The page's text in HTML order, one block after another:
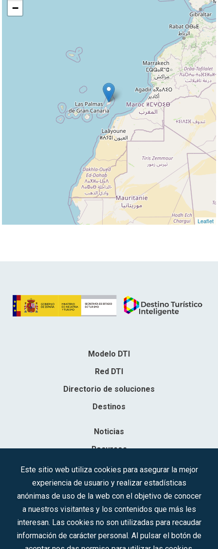
−
Leaflet
Modelo DTI
Red DTI
Directorio de soluciones
Destinos
Noticias
Recursos
Contacto
Sociedad Mercantil Estatal para la Gestión de la Innovación y las
Inscrita en el R.M. de Madrid, T, 12593, Se. 8, F. 129, H. 201.307.
C.I.F.: A-81/874.984
Este sitio web utiliza cookies para asegurar la mejor
experiencia de usuario y realizar estadísticas
anónimas de uso de la web con el objetivo de conocer
a nuestros visitantes y los contenidos que más les
interesan. Las cookies no son utilizadas para recaudar
información de carácter personal. Al pulsar el botón de